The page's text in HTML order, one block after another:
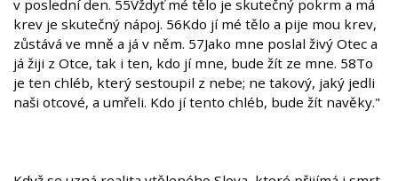
v poslední den. 55Vždyť mé tělo je skutečný pokrm a má
krev je skutečný nápoj. 56Kdo jí mé tělo a pije mou krev,
zůstává ve mně a já v něm. 57Jako mne poslal živý Otec a
já žiji z Otce, tak i ten, kdo jí mne, bude žít ze mne. 58To
je ten chléb, který sestoupil z nebe; ne takový, jaký jedli
naši otcové, a umřeli. Kdo jí tento chléb, bude žít navěky."